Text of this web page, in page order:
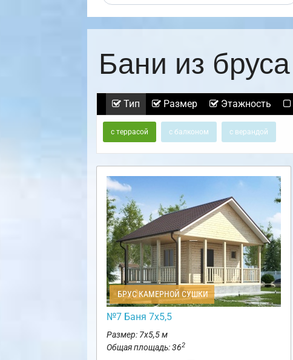
Бани из
Тип Размер Этажность
с террасой с балконом с верандой
БРУС КАМЕРНОЙ СУШКИ
№7 Баня 7х5,5
Размер: 7х5,5 м
Общая площадь: 362